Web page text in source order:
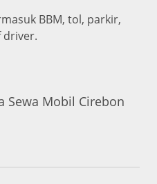
BBM, tol, parkir,
driver.
Sewa Mobil Cirebon